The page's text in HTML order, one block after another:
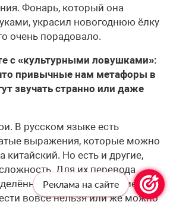
Фонарь, который она
украсил новогоднюю ёлку
очень порадовало.
с «культурными ловушками»:
привычные нам метафоры в
звучать странно или даже
В русском языке есть
выражения, которые можно
китайский. Но есть и другие,
Для их перевода
подготовку. Какие-то
вовсе нельзя или же можно
Реклама на сайте